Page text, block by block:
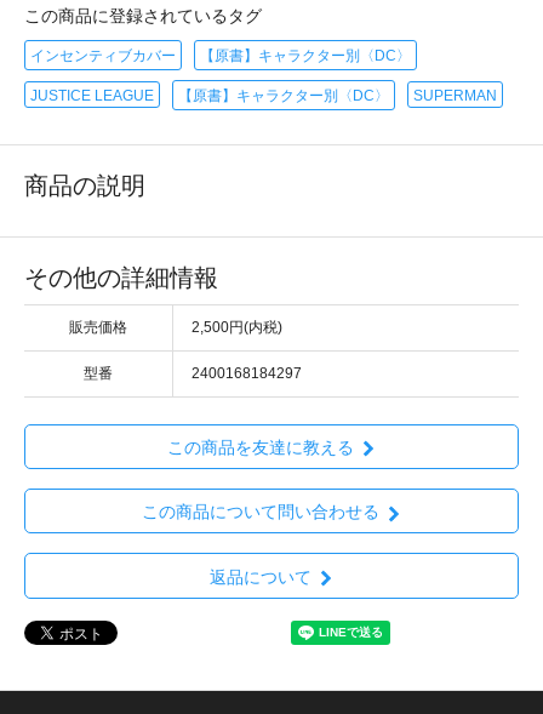
この商品に登録されているタグ
インセンティブカバー 【原書】キャラクター別〈DC〉
JUSTICE LEAGUE 【原書】キャラクター別〈DC〉 SUPERMAN
商品の説明
その他の詳細情報
販売価格 2,500円(内税)
型番 2400168184297
この商品を友達に教える
この商品について問い合わせる
返品について